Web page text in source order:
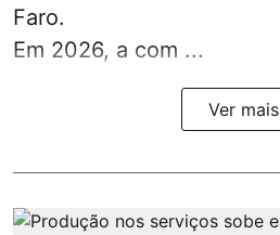
Faro.
Em 2026, a com ...
Ver mais